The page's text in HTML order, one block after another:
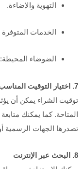
التهوية والإضاءة.
الخدمات
الضوضاء المحيطة:
7. اختيار التوقيت المناسب
توقيت الشراء يمكن أن
المتاحة. كما يمكنك متابعة
تصدرها الجهات الرسمية
8. البحث عبر الإنترنت